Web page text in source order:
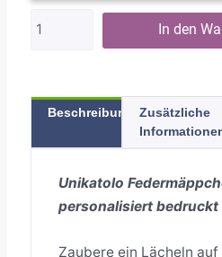
In den
Beschreibung
Zusätzliche
Unikatolo
personalisiert bedruckt
Zaubere ein Lächeln